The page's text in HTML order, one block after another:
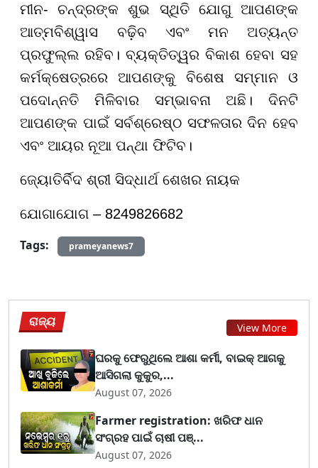
ମୀନ- ଚନ୍ଦ୍ରଙ୍କ ଶୁଭ ସ୍ଥିତି ଯୋଗୁ ଆପଣଙ୍କ
ଆତ୍ମବିଶ୍ୱାସ ବଢ଼ିବ ଏବଂ ମନ ଅତ୍ୟନ୍ତ
ପ୍ରଫୁଲ୍ଲ ରହିବ। ବ୍ୟକ୍ତିତ୍ୱର ବିକାଶ ହେବା ସହ
କର୍ମକ୍ଷେତ୍ରରେ ଆପଣଙ୍କୁ ବିଶେଷ ସମ୍ମାନ ଓ
ପଦୋନ୍ନତି ମିଳିବାର ସମ୍ଭାବନା ଅଛି। ଦିନଟି
ଆପଣଙ୍କ ପାଇଁ ସର୍ବଶ୍ରେଷ୍ଠ ସଫଳତାର ଦିନ ହେବ
ଏବଂ ଆୟର ନୂଆ ପନ୍ଥା ଫିଟିବ।
ଜ୍ୟୋତିର୍ବିଦ ଶ୍ରୀ ସିଦ୍ଧାର୍ଥ ଶେଖର ନାୟକ
ଯୋଗାଯୋଗ – 8249826682
Tags:
prameyanews7
ରାଜ୍ୟ View More
ଘରକୁ ଫେରୁଥିଲେ ଆଶା କର୍ମୀ, ବାଇକ୍ ଆଗକୁ
ଆସିଗଲା କୁକୁର,...
August 07, 2026
Farmer registration: ଖରିଫ ଧାନ
ସଂଗ୍ରହ ପାଇଁ ଚାଷୀ ପଞ୍...
August 07, 2026